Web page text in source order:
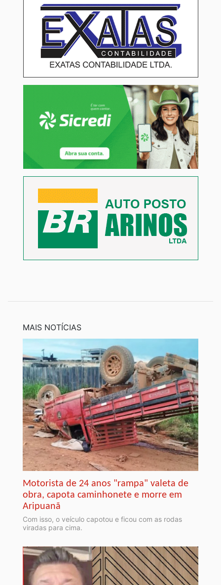
MAIS NOTÍCIAS
Motorista de 24 anos "rampa" valeta de
obra, capota caminhonete e morre em
Aripuanã
Com isso, o veículo capotou e ficou com as rodas
viradas para cima.